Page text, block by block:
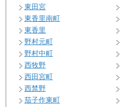
東田宮
東香里南町
東香里
野村元町
野村中町
西牧野
西田宮町
西禁野
茄子作東町